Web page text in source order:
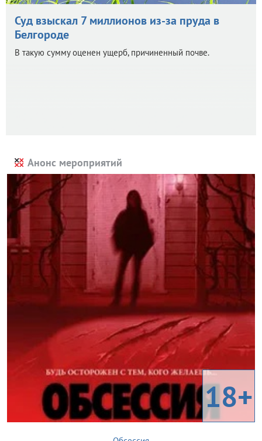
Суд взыскал 7 миллионов из-за пруда в
Белгороде
В такую сумму оценен ущерб, причиненный почве.
Анонс мероприятий
18+